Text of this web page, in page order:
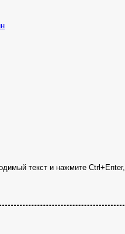
текст и нажмите Ctrl+Enter,